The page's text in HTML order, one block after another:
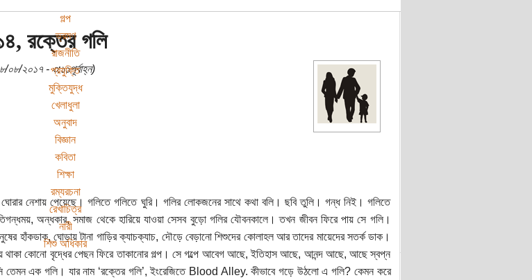
গল্প
ভ্রমণ
রাজনীতি
প্রযুক্তি
মুক্তিযুদ্ধ
খেলাধুলা
অনুবাদ
বিজ্ঞান
কবিতা
শিক্ষা
রম্যরচনা
রেখাচিত্র
নারী
শিশু অধিকার
রক্তের গলি
০৮/২০১৭ - ৩:১১পূর্বাহ্ন)
নেশায় পেয়েছে। গলিতে গলিতে ঘুরি। গলির লোকজনের সাথে কথা বলি। ছবি তুলি। গন্ধ নিই। গলিতে
অন্ধকার, সমাজ থেকে হারিয়ে যাওয়া সেসব বুড়ো গলির যৌবনকালে। তখন জীবন ফিরে পায় সে গলি।
হাঁকডাক, ঘোড়ায় টানা গাড়ির ক্যাচক্যাচ, দৌড়ে বেড়ানো শিশুদের কোলাহল আর তাদের মায়েদের সতর্ক ডাক।
থাকা কোনো বৃদ্ধের পেছন ফিরে তাকানোর গল্প। সে গল্পে আবেগ আছে, ইতিহাস আছে, আনন্দ আছে, আছে স্বপ্ন
তেমন এক গলি। যার নাম ‘রক্তের গলি’, ইংরেজিতে Blood Alley. কীভাবে গড়ে উঠলো এ গলি? কেমন করে